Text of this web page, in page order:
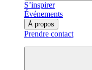
S’inspirer
Événements
À propos
Prendre contact